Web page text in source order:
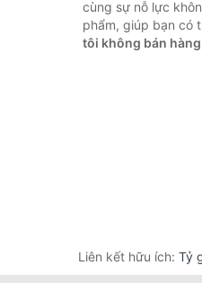
cùng sự nỗ lực
phẩm, giúp bạn có
tôi không bán
Liên kết hữu ích: Tỷ